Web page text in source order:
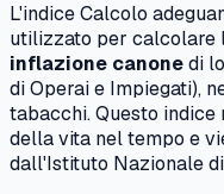
L'indice Calcolo
utilizzato per calcolare
inflazione canonedi
di Operai e Impiegati),
tabacchi. Questo
della vita nel tempo e
dall'Istituto Nazionale